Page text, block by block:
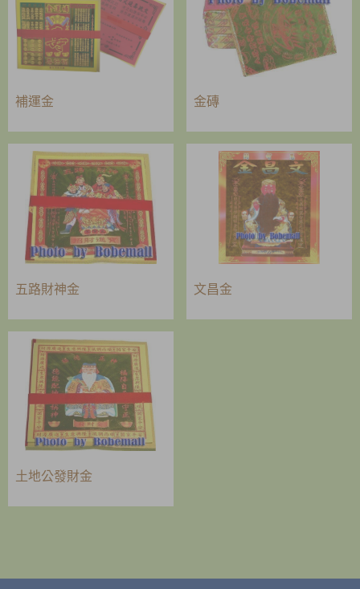
補運金 金磚
五路財神金 文昌金
土地公發財金